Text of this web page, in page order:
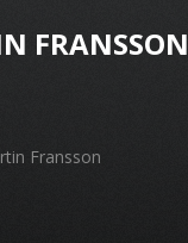
FRANSSON
Fransson